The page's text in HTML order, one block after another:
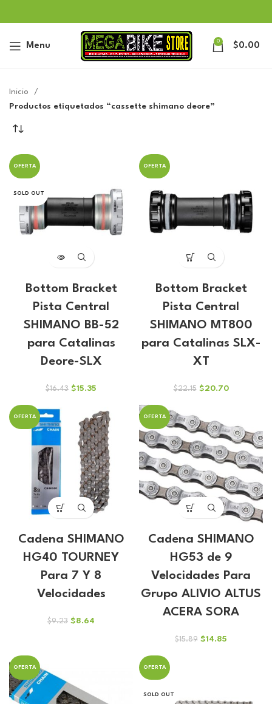
Menu 0 $0.00
Inicio
Productos etiquetados “cassette shimano deore”
OFERTA
SOLD OUT
Bottom Bracket
Pista Central
SHIMANO BB-52
para Catalinas
Deore-SLX
$16.43 El
original
era:
$16.43.
$15.35
actual
es:
$15.35.
OFERTA
Bottom Bracket
Pista Central
SHIMANO MT800
para Catalinas SLX-
XT
$22.15 El
era:
$22.15.
$20.70El
$20.70.
OFERTA
Cadena SHIMANO
HG40 TOURNEY
Para 7 Y 8
Velocidades
$9.23 El
$8.64
OFERTA
Cadena SHIMANO
HG53 de 9
Velocidades Para
Grupo ALIVIO ALTUS
ACERA SORA
$15.89 El
$14.85
OFERTA OFERTA
SOLD OUT